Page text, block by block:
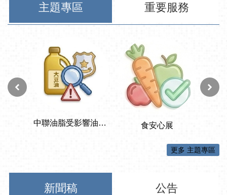
主題專區 重要服務
更多 主題專區
新聞稿 公告